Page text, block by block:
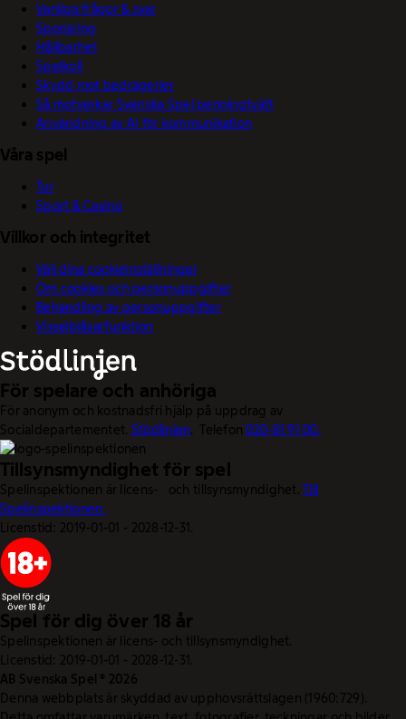
Vanliga frågor & svar
Sponsring
Hållbarhet
Spelkoll
Skydd mot bedrägerier
Så motverkar Svenska Spel penningtvätt
Användning av AI för kommunikation
Våra spel
Tur
Sport & Casino
Villkor och integritet
Välj dina cookieinställningar
Om cookies och personuppgifter
Behandling av personuppgifter
Visselblåsarfunktion
För spelare och anhöriga
För anonym och kostnadsfri hjälp på uppdrag av
Socialdepartementet. Stödlinjen. Telefon020-81 91 00.
Tillsynsmyndighet för spel
Spelinspektionen är licens- och tillsynsmyndighet.Till
Spelinspektionen.
Licenstid: 2019-01-01 - 2028-12-31.
Spel för dig över 18 år
Spelinspektionen är licens- och tillsynsmyndighet.
Licenstid: 2019-01-01 - 2028-12-31.
AB Svenska Spel © 2026
Denna webbplats är skyddad av upphovsrättslagen (1960:729).